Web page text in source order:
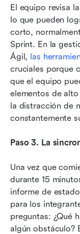
El equipo revisa
lo que pueden
corto,
Sprint. En la
Ágil, las
cruciales porque
que el equipo
elementos de
la distracción de
constantemente
Paso 3. La
Una vez que
durante 15
informe de
para los
preguntas: ¿Qué
algún obstáculo?